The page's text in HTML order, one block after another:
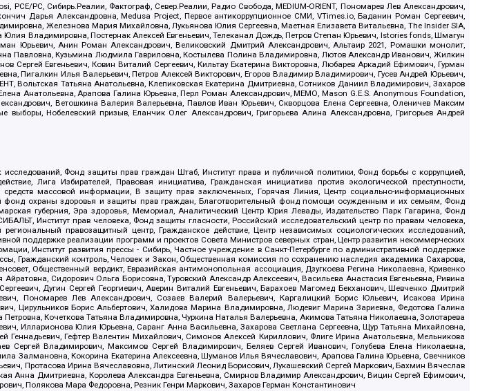
PC, Сибирь.Реалии, Фактограф, Север.Реалии, Радио Свобода, MEDIUM-ORIENT, Пономарев Лев Александрович,
Дарья Александровна, Medusa Project, Первое антикоррупционное СМИ, VTimes.io, Баданин Роман Сергеевич,
Железнова Мария Михайловна, Лукьянова Юлия Сергеевна, Маетная Елизавета Витальевна, The Insider SIA,
Владимировна, Постернак Алексей Евгеньевич, Телеканал Дождь, Петров Степан Юрьевич, Istories fonds, Шмагун
Юрьевич, Анин Роман Александрович, Великовский Дмитрий Александрович, Альтаир 2021, Ромашки монолит,
Павловна, Кузьмина Людмила Гавриловна, Костылева Полина Владимировна, Лютов Александр Иванович, Жилкин
Евгеньевич, Ковин Виталий Сергеевич, Кильтау Екатерина Викторовна, Любарев Аркадий Ефимович, Гурман
Пигалкин Илья Валерьевич, Петров Алексей Викторович, Егоров Владимир Владимирович, Гусев Андрей Юрьевич,
Татьяна Анатольевна, Клепиковская Екатерина Дмитриевна, Сотников Даниил Владимирович, Захаров
Анатольевна, Арапова Галина Юрьевна, Перл Роман Александрович, МЕМО, Mason G.E.S. Anonymous Foundation,
Ветошкина Валерия Валерьевна, Павлов Иван Юрьевич, Скворцова Елена Сергеевна, Оленичев Максим
Нобелевский призыв, Еланчик Олег Александрович, Григорьева Алина Александровна, Григорьев Андрей
Фонд защиты прав граждан Штаб, Институт права и публичной политики, Фонд борьбы с коррупцией,
Лига Избирателей, Правовая инициатива, Гражданская инициатива против экологической преступности,
массовой информации, В защиту прав заключенных, Горячая Линия, Центр социально-информационных
фонд охраны здоровья и защиты прав граждан, Благотворительный фонд помощи осужденным и их семьям, Фонд
губерния, Эра здоровья, Мемориал, Аналитический Центр Юрия Левады, Издательство Парк Гагарина, Фонд
Институт прав человека, Фонд защиты гласности, Российский исследовательский центр по правам человека,
правозащитный центр, Гражданское действие, Центр независимых социологических исследований,
поддержке реализации программ и проектов Совета Министров северных стран, Центр развития некоммерческих
Институт развития прессы - Сибирь, Частное учреждение в Санкт-Петербурге по административной поддержке
Гражданский контроль, Человек и Закон, Общественная комиссия по сохранению наследия академика Сахарова,
Общественный вердикт, Евразийская антимонопольная ассоциация, Дзугкоева Регина Николаевна, Кривенко
Сидорович Ольга Борисовна, Туровский Александр Алексеевич, Васильева Анастасия Евгеньевна, Ривина
Дугин Сергей Георгиевич, Аверин Виталий Евгеньевич, Барахоев Магомед Бекханович, Шевченко Дмитрий
Пономарев Лев Александрович, Созаев Валерий Валерьевич, Каргалицкий Борис Юльевич, Исакова Ирина
Цирульников Борис Альбертович, Халидова Марина Владимировна, Людевиг Марина Зариевна, Федотова Галина
Кочеткова Татьяна Владимировна, Чуркина Наталья Валерьевна, Акимова Татьяна Николаевна, Золотарева
Илларионова Юлия Юрьевна, Саранг Анна Васильевна, Захарова Светлана Сергеевна, Щур Татьяна Михайловна,
Гефтер Валентин Михайлович, Симонов Алексей Кириллович, Флиге Ирина Анатольевна, Мельникова
Сергей Владимирович, Максимов Сергей Владимирович, Беляев Сергей Иванович, Голубева Елена Николаевна,
Залмановна, Кокорина Екатерина Алексеевна, Шуманов Илья Вячеславович, Арапова Галина Юрьевна, Свечников
Протасова Ирина Вячеславовна, Литинский Леонид Борисович, Лукашевский Сергей Маркович, Бахмин Вячеслав
Анна Дмитриевна, Королева Александра Евгеньевна, Смирнов Владимир Александрович, Вицин Сергей Ефимович,
Полякова Мара Федоровна, Резник Генри Маркович, Захаров Герман Константинович